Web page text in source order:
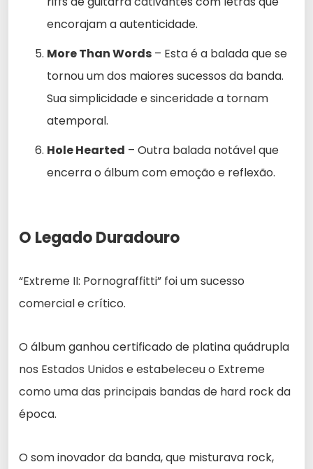
encorajam a autenticidade.
More Than Words – Esta é a balada que se
tornou um dos maiores sucessos da banda.
Sua simplicidade e sinceridade a tornam
atemporal.
Hole Hearted – Outra balada notável que
encerra o álbum com emoção e reflexão.
O Legado Duradouro
“Extreme II: Pornograffitti” foi um sucesso
comercial e crítico.
O álbum ganhou certificado de platina quádrupla
nos Estados Unidos e estabeleceu o Extreme
como uma das principais bandas de hard rock da
época.
O som inovador da banda, que misturava rock,